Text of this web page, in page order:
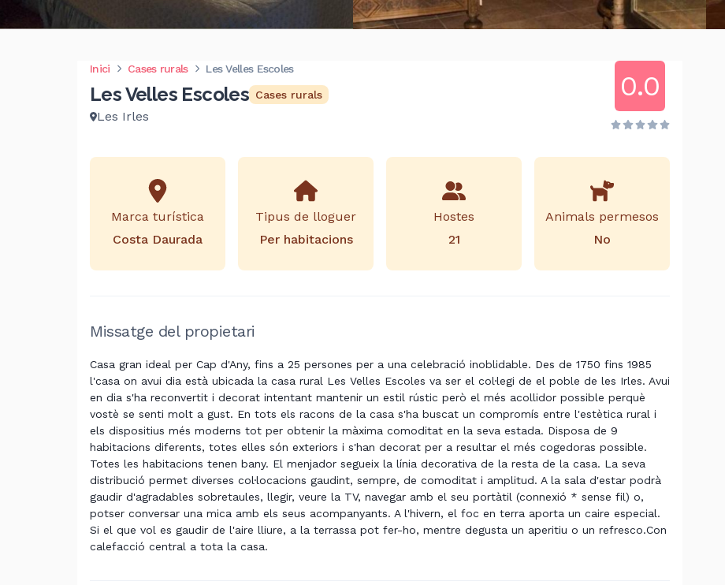
Inici Cases rurals Les Velles Escoles
Les Velles Escoles Cases rurals
Les Irles
0.0
Marca turística
Costa Daurada
Tipus de lloguer
Per habitacions
Hostes
21
Animals permesos
No
Missatge del propietari
Casa gran ideal per Cap d'Any, fins a 25 persones per a una celebració inoblidable. Des de 1750 fins 1985
l'casa on avui dia està ubicada la casa rural Les Velles Escoles va ser el col·legi de el poble de les Irles. Avui
en dia s'ha reconvertit i decorat intentant mantenir un estil rústic però el més acollidor possible perquè
vostè se senti molt a gust. En tots els racons de la casa s'ha buscat un compromís entre l'estètica rural i
els dispositius més moderns tot per obtenir la màxima comoditat en la seva estada. Disposa de 9
habitacions diferents, totes elles són exteriors i s'han decorat per a resultar el més cogedoras possible.
Totes les habitacions tenen bany. El menjador segueix la línia decorativa de la resta de la casa. La seva
distribució permet diverses col·locacions gaudint, sempre, de comoditat i amplitud. A la sala d'estar podrà
gaudir d'agradables sobretaules, llegir, veure la TV, navegar amb el seu portàtil (connexió * sense fil) o,
potser conversar una mica amb els seus acompanyants. A l'hivern, el foc en terra aporta un caire especial.
Si el que vol es gaudir de l'aire lliure, a la terrassa pot fer-ho, mentre degusta un aperitiu o un refresco.Con
calefacció central a tota la casa.